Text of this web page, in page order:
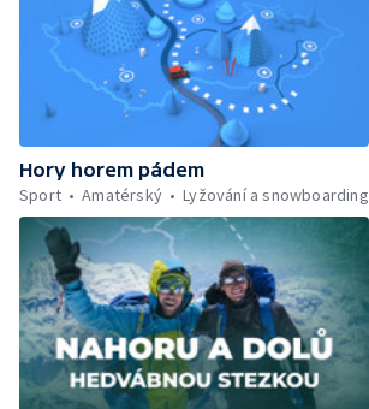
Hory horem pádem
Sport
Amatérský Lyžování a snowboarding